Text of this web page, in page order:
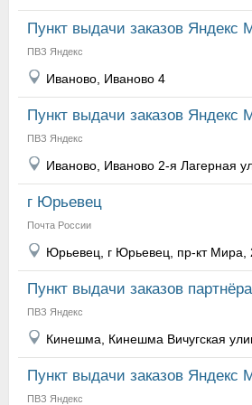
Пункт выдачи заказов Яндекс
ПВЗ Яндекс
Иваново, Иваново 4
Пункт выдачи заказов Яндекс
ПВЗ Яндекс
Иваново, Иваново 2-я Лагерная
г Юрьевец
Почта России
Юрьевец, г Юрьевец, пр-кт Мира,
Пункт выдачи заказов партнёра
ПВЗ Яндекс
Кинешма, Кинешма Вичугская
Пункт выдачи заказов Яндекс
ПВЗ Яндекс